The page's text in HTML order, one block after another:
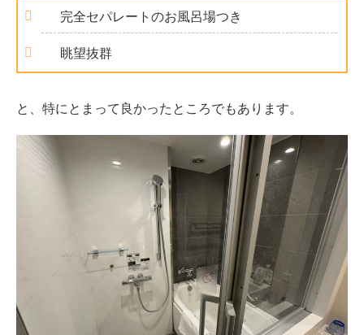
完全セパレートのお風呂場つき
眺望抜群
と、特にとまって良かったところでもあります。